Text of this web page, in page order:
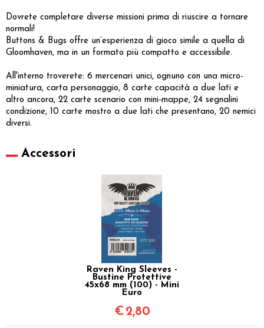
Dovrete completare diverse missioni prima di riuscire a tornare
normali!
Buttons & Bugs offre un’esperienza di gioco simile a quella di
Gloomhaven, ma in un formato più compatto e accessibile.
All'interno troverete: 6 mercenari unici, ognuno con una micro-
miniatura, carta personaggio, 8 carte capacità a due lati e
altro ancora, 22 carte scenario con mini-mappe, 24 segnalini
condizione, 10 carte mostro a due lati che presentano, 20 nemici
diversi.
Accessori
Raven King Sleeves -
Bustine Protettive
45x68 mm (100) - Mini
Euro
€ 2,80